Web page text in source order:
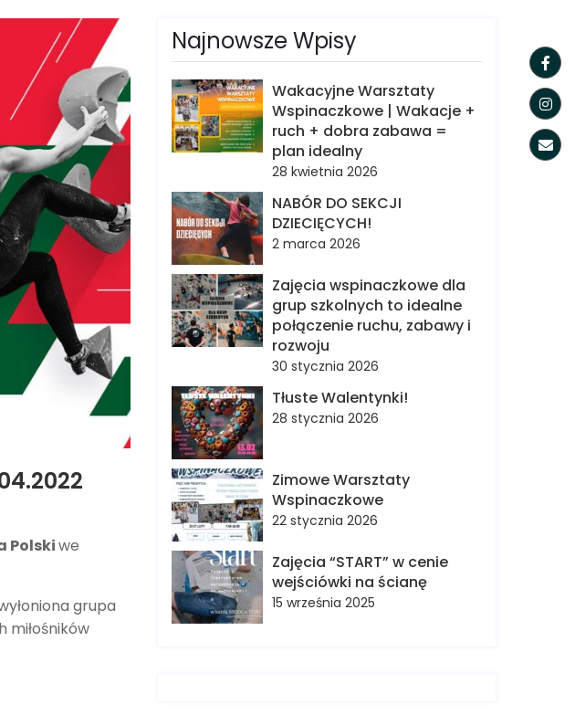
Polskiwe
grupa
miłośników
Najnowsze Wpisy
Wakacyjne Warsztaty
Wspinaczkowe | Wakacje +
ruch + dobra zabawa =
plan idealny
28 kwietnia 2026
NABÓR DO SEKCJI
DZIECIĘCYCH!
2 marca 2026
Zajęcia wspinaczkowe dla
grup szkolnych to idealne
połączenie ruchu, zabawy i
rozwoju
30 stycznia 2026
Tłuste Walentynki!
28 stycznia 2026
Zimowe Warsztaty
Wspinaczkowe
22 stycznia 2026
Zajęcia “START” w cenie
wejściówki na ścianę
15 września 2025